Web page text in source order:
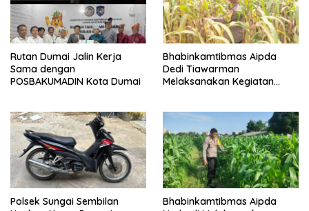
Rutan Dumai Jalin Kerja
Sama dengan
POSBAKUMADIN Kota Dumai
Bhabinkamtibmas Aipda
Dedi Tiawarman
Melaksanakan Kegiatan
Polsek Sungai Sembilan
Bhabinkamtibmas Aipda